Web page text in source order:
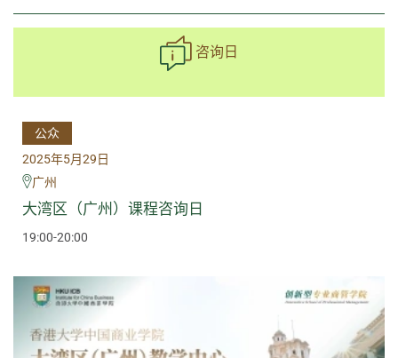
咨询日
公众
2025年5月29日
广州
大湾区（广州）课程咨询日
19:00-20:00